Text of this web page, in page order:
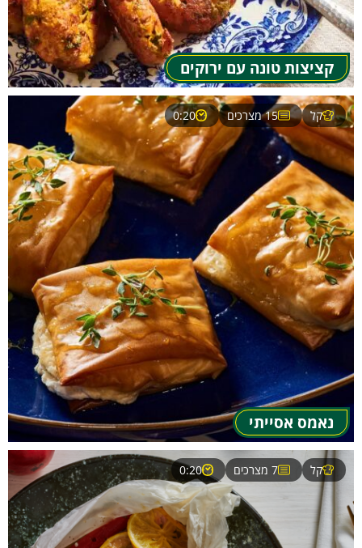
קציצות טונה עם ירוקים
נאמס אסייתי
קל 15 מצרכים 0:20
קל 7 מצרכים 0:20